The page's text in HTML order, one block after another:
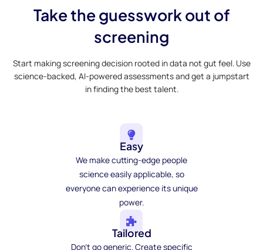
Take the guesswork out of
screening
Start making screening decision rooted in data not gut feel. Use
science-backed, AI-powered assessments and get a jumpstart
in finding the best talent.
Easy
We make cutting-edge people
science easily applicable, so
everyone can experience its unique
power.
Tailored
Don't go generic. Create specific